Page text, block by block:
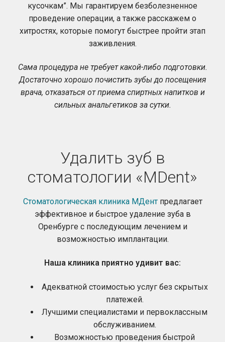
кусочкам”. Мы гарантируем безболезненное
проведение операции, а также расскажем о
хитростях, которые помогут быстрее пройти этап
заживления.
Сама процедура не требует какой-либо подготовки.
Достаточно хорошо почистить зубы до посещения
врача, отказаться от приема спиртных напитков и
сильных анальгетиков за сутки.
Удалить зуб в
стоматологии «MDent»
Стоматологическая клиника МДентпредлагает
эффективное и быстрое удаление зуба в
Оренбурге с последующим лечением и
возможностью имплантации.
Наша клиника приятно удивит вас:
Адекватной стоимостью услуг без скрытых
платежей.
Лучшими специалистами и первоклассным
обслуживанием.
Возможностью проведения быстрой